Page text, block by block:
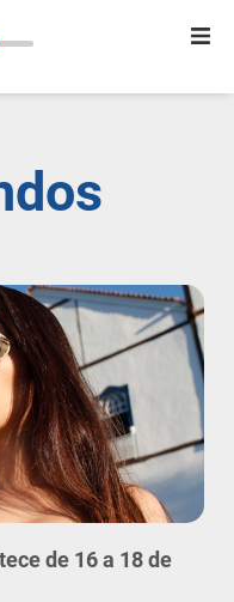
Início
Promoções
Notícias
Comercial
Contato
de 16 a 18 de